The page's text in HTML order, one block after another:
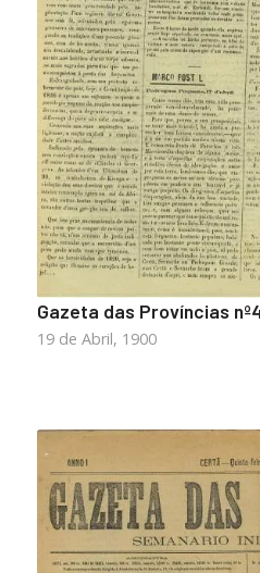
Gazeta das Províncias
19 de Abril, 1900